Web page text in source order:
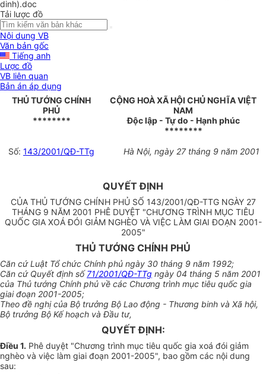
dinh).doc
Tải lược đồ
Nội dung VB
Văn bản gốc
Tiếng anh
Lược đồ
VB liên quan
Bản án áp dụng
THỦ TƯỚNG CHÍNH
PHỦ
********
CỘNG HOÀ XÃ HỘI CHỦ NGHĨA VIỆT
NAM
Độc lập - Tự do - Hạnh phúc
********
Số: 143/2001/QĐ-TTg Hà Nội, ngày 27 tháng 9 năm 2001
QUYẾT ĐỊNH
CỦA THỦ TƯỚNG CHÍNH PHỦ SỐ 143/2001/QĐ-TTG NGÀY 27
THÁNG 9 NĂM 2001 PHÊ DUYỆT "CHƯƠNG TRÌNH MỤC TIÊU
QUỐC GIA XOÁ ĐÓI GIẢM NGHÈO VÀ VIỆC LÀM GIAI ĐOẠN 2001-
2005"
THỦ TƯỚNG CHÍNH PHỦ
Căn cứ Luật Tổ chức Chính phủ ngày 30 tháng 9 năm 1992;
Căn cứ Quyết định số71/2001/QĐ-TTg ngày 04 tháng 5 năm 2001
của Thủ tướng Chính phủ về các Chương trình mục tiêu quốc gia
giai đoạn 2001-2005;
Theo đề nghị của Bộ trưởng Bộ Lao động - Thương binh và Xã hội,
Bộ trưởng Bộ Kế hoạch và Đầu tư,
QUYẾT ĐỊNH:
Điều 1. Phê duyệt "Chương trình mục tiêu quốc gia xoá đói giảm
nghèo và việc làm giai đoạn 2001-2005", bao gồm các nội dung
sau: